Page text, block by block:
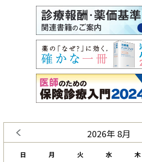
2026年 8月
日 月 火 水 木